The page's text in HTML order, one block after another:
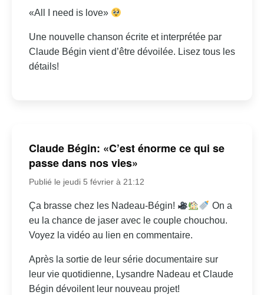
«All I need is love»
Une nouvelle chanson écrite et interprétée par
Claude Bégin vient d’être dévoilée. Lisez tous les
détails!
Claude Bégin: «C’est énorme ce qui se
passe dans nos vies»
Publié le jeudi 5 février à 21:12
Ça brasse chez les Nadeau-Bégin!
On a
eu la chance de jaser avec le couple chouchou.
Voyez la vidéo au lien en commentaire.
Après la sortie de leur série documentaire sur
leur vie quotidienne, Lysandre Nadeau et Claude
Bégin dévoilent leur nouveau projet!